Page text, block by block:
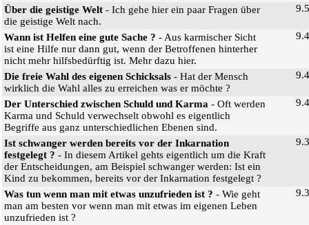
Über die geistige Welt - Ich gehe hier ein paar Fragen über
die geistige Welt nach.
9.5
Wann ist Helfen eine gute Sache ? - Aus karmischer Sicht
ist eine Hilfe nur dann gut, wenn der Betroffenen hinterher
nicht mehr hilfsbedürftig ist. Mehr dazu hier.
9.4
Die freie Wahl des eigenen Schicksals - Hat der Mensch
wirklich die Wahl alles zu erreichen was er möchte ?
9.4
Der Unterschied zwischen Schuld und Karma - Oft werden
Karma und Schuld verwechselt obwohl es eigentlich
Begriffe aus ganz unterschiedlichen Ebenen sind.
9.4
Ist schwanger werden bereits vor der Inkarnation
festgelegt ? - In diesem Artikel gehts eigentlich um die Kraft
der Entscheidungen, am Beispiel schwanger werden: Ist ein
Kind zu bekommen, bereits vor der Inkarnation festgelegt ?
9.3
Was tun wenn man mit etwas unzufrieden ist ? - Wie geht
man am besten vor wenn man mit etwas im eigenen Leben
unzufrieden ist ?
9.3